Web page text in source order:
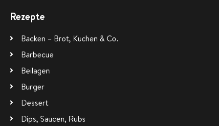
Rezepte
Backen – Brot, Kuchen & Co.
Barbecue
Beilagen
Burger
Dessert
Dips, Saucen, Rubs